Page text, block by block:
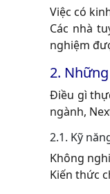
Việc có
Các nhà
nghiệm
2.
Điều gì
ngành,
2.1. Kỹ
Không
Kiến thức